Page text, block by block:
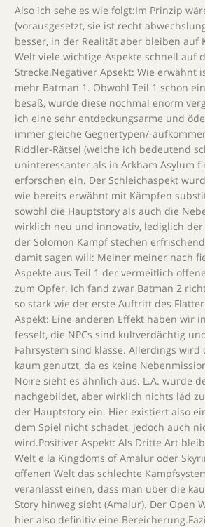
Also ich sehe es wie folgt:Im Prinzip
(vorausgesetzt, sie ist recht
besser, in der Realität aber bleiben auf
Welt viele wichtige Aspekte schnell auf
Strecke.Negativer Apsekt: Wie erwähnt
mehr Batman 1. Obwohl Teil 1 schon
besaß, wurde diese nochmal enorm
ich eine sehr entdeckungsarme und
immer gleiche Gegnertypen/-
Riddler-Rätsel (welche ich bedeutend
uninteressanter als in Arkham Asylum
erforschen ein. Der Schleichaspekt
wie bereits erwähnt mit Kämpfen
sowohl die Hauptstory als auch die
wirklich neu und innovativ, lediglich
der Solomon Kampf stechen
damit sagen will: Meiner meiner nach
Aspekte aus Teil 1 der vermeitlich
zum Opfer. Ich fand zwar Batman 2
so stark wie der erste Auftritt des
Aspekt: Eine anderen Effekt haben wir
fesselt, die NPCs sind kultverdächtig
Fahrsystem sind klasse. Allerdings wird
kaum genutzt, da es keine
Noire sieht es ähnlich aus. L.A. wurde
nachgebildet, aber wirklich nichts läd
der Hauptstory ein. Hier existiert also
dem Spiel nicht schadet, jedoch auch
wird.Positiver Aspekt: Als Dritte Art
Welt e la Kingdoms of Amalur oder
offenen Welt das schlechte
veranlasst einen, dass man über die
Story hinweg sieht (Amalur). Der Open
hier also definitiv eine